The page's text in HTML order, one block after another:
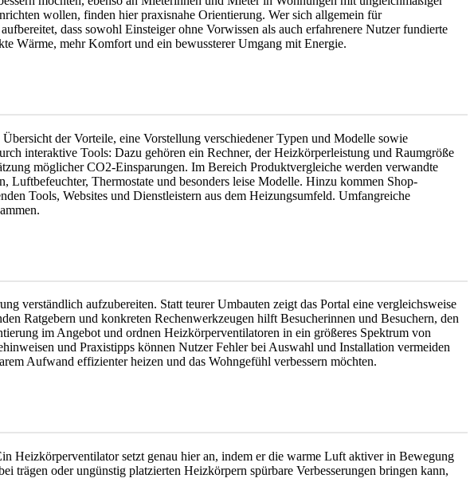
wollen, finden hier praxisnahe Orientierung. Wer sich allgemein für
dass sowohl Einsteiger ohne Vorwissen als auch erfahrenere Nutzer fundierte
Wärme, mehr Komfort und ein bewussterer Umgang mit Energie.
der Vorteile, eine Vorstellung verschiedener Typen und Modelle sowie
interaktive Tools: Dazu gehören ein Rechner, der Heizkörperleistung und Raumgröße
möglicher CO2-Einsparungen. Im Bereich Produktvergleiche werden verwandte
Thermostate und besonders leise Modelle. Hinzu kommen Shop-
Tools, Websites und Dienstleistern aus dem Heizungsumfeld. Umfangreiche
verständlich aufzubereiten. Statt teurer Umbauten zeigt das Portal eine vergleichsweise
Ratgebern und konkreten Rechenwerkzeugen hilft Besucherinnen und Besuchern, den
im Angebot und ordnen Heizkörperventilatoren in ein größeres Spektrum von
und Praxistipps können Nutzer Fehler bei Auswahl und Installation vermeiden
Aufwand effizienter heizen und das Wohngefühl verbessern möchten.
Heizkörperventilator setzt genau hier an, indem er die warme Luft aktiver in Bewegung
trägen oder ungünstig platzierten Heizkörpern spürbare Verbesserungen bringen kann,